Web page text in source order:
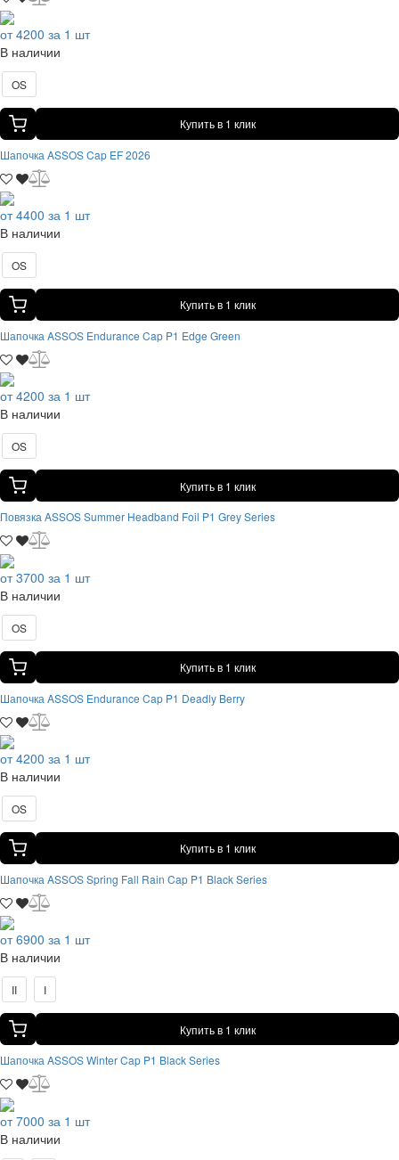
от 4200 за 1 шт
В наличии
OS
Купить в 1 клик
Шапочка ASSOS Cap EF 2026
от 4400 за 1 шт
В наличии
OS
Купить в 1 клик
Шапочка ASSOS Endurance Cap P1 Edge Green
от 4200 за 1 шт
В наличии
OS
Купить в 1 клик
Повязка ASSOS Summer Headband Foil P1 Grey Series
от 3700 за 1 шт
В наличии
OS
Купить в 1 клик
Шапочка ASSOS Endurance Cap P1 Deadly Berry
от 4200 за 1 шт
В наличии
OS
Купить в 1 клик
Шапочка ASSOS Spring Fall Rain Cap P1 Black Series
от 6900 за 1 шт
В наличии
II I
Купить в 1 клик
Шапочка ASSOS Winter Cap P1 Black Series
от 7000 за 1 шт
В наличии